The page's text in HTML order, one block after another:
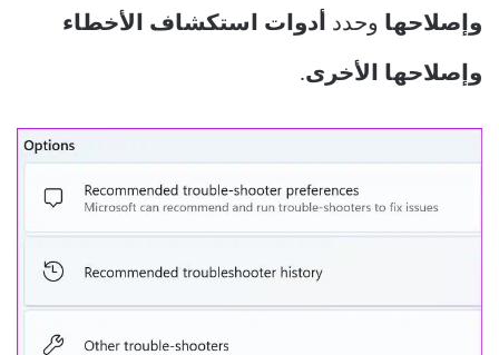
وإصلاحها وحدد أدوات استكشاف الأخطاء
وإصلاحها الأخرى.